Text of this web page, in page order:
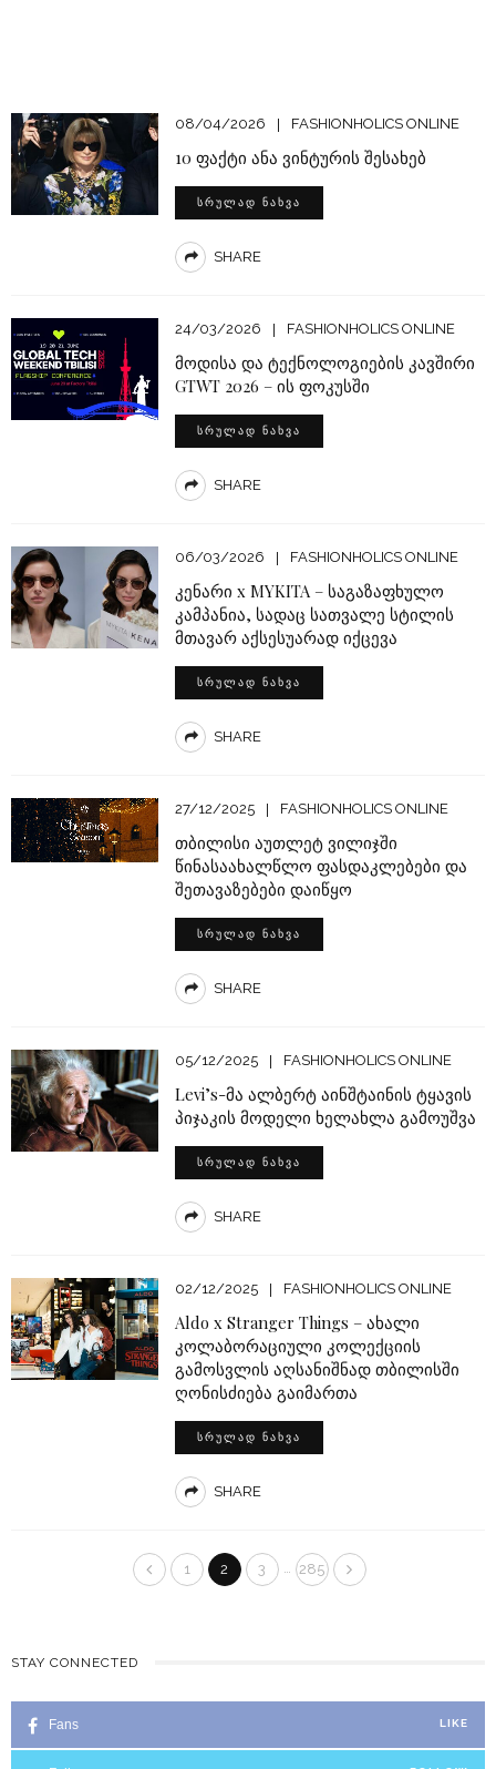
08/04/2026 FASHIONHOLICS ONLINE
10 ფაქტი ანა ვინტურის შესახებ
ᲡᲠᲣᲚᲐᲓ ᲜᲐᲮᲕᲐ
SHARE
24/03/2026 FASHIONHOLICS ONLINE
მოდისა და ტექნოლოგიების კავშირი
GTWT 2026 – ის ფოკუსში
ᲡᲠᲣᲚᲐᲓ ᲜᲐᲮᲕᲐ
SHARE
06/03/2026 FASHIONHOLICS ONLINE
კენარი x MYKITA – საგაზაფხულო
კამპანია, სადაც სათვალე სტილის
მთავარ აქსესუარად იქცევა
ᲡᲠᲣᲚᲐᲓ ᲜᲐᲮᲕᲐ
SHARE
27/12/2025 FASHIONHOLICS ONLINE
თბილისი აუთლეტ ვილიჯში
წინასაახალწლო ფასდაკლებები და
შეთავაზებები დაიწყო
ᲡᲠᲣᲚᲐᲓ ᲜᲐᲮᲕᲐ
SHARE
05/12/2025 FASHIONHOLICS ONLINE
Levi’s-მა ალბერტ აინშტაინის ტყავის
პიჯაკის მოდელი ხელახლა გამოუშვა
ᲡᲠᲣᲚᲐᲓ ᲜᲐᲮᲕᲐ
SHARE
02/12/2025 FASHIONHOLICS ONLINE
Aldo x Stranger Things – ახალი
კოლაბორაციული კოლექციის
გამოსვლის აღსანიშნად თბილისში
ღონისძიება გაიმართა
ᲡᲠᲣᲚᲐᲓ ᲜᲐᲮᲕᲐ
SHARE
1 2 3 … 285
STAY CONNECTED
Fans LIKE